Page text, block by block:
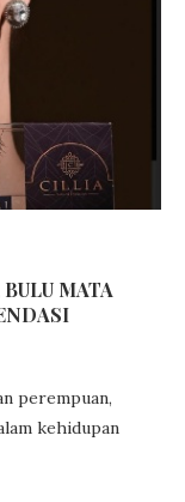
MATA
perempuan,
kehidupan